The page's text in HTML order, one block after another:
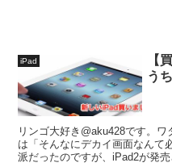
iPad
【
う
リンゴ大好き@aku428です。
は「そんなにデカイ画面なんて
派だったのですが、iPad2が発